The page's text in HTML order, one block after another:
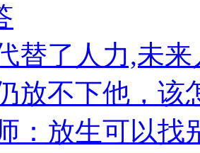
替了人力,未
放不下他，该
：放生可以找